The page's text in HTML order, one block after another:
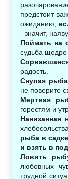
предстоит
ожиданию;
- значит,
Поймать на
судьба щедро
радость.
Снулая
не поверите
Мертвая
горестям и
Нанизанная
рыба в садке
и взять в
Ловить
любовных
трудной